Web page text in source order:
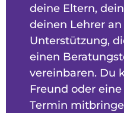
deine Eltern,
deinen Lehrer
Unterstützung,
einen
vereinbaren. Du
Freund oder
Termin